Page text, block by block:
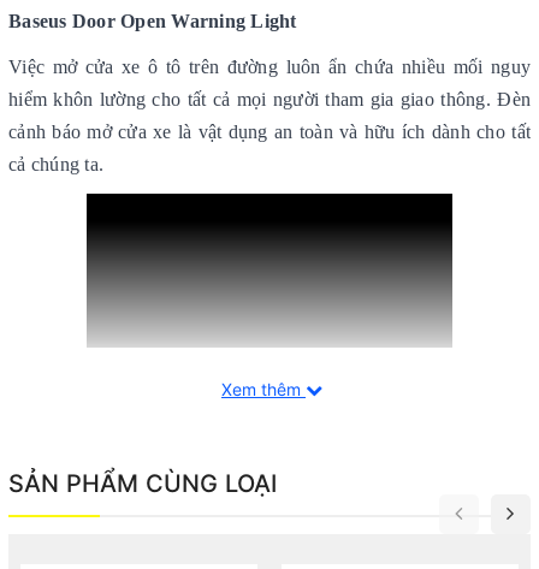
Baseus Door Open Warning Light
Việc mở cửa xe ô tô trên đường luôn ẩn chứa nhiều mối nguy
hiểm khôn lường cho tất cả mọi người tham gia giao thông. Đèn
cảnh báo mở cửa xe là vật dụng an toàn và hữu ích dành cho tất
cả chúng ta.
Xem thêm
SẢN PHẨM CÙNG LOẠI